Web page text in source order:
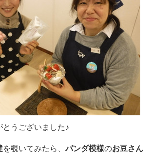
うございました♪
を覗いてみたら、パンダ模様のお豆さん